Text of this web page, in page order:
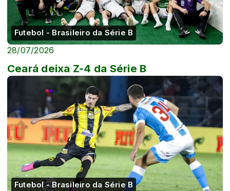
Futebol - Brasileiro da Série B
28/07/2026
Ceará deixa Z-4 da Série B
Futebol - Brasileiro da Série B